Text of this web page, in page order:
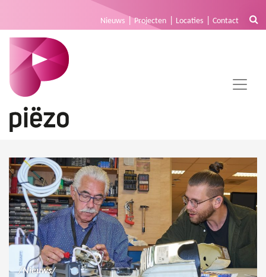
Nieuws Projecten Locaties Contact
/Nieuws/